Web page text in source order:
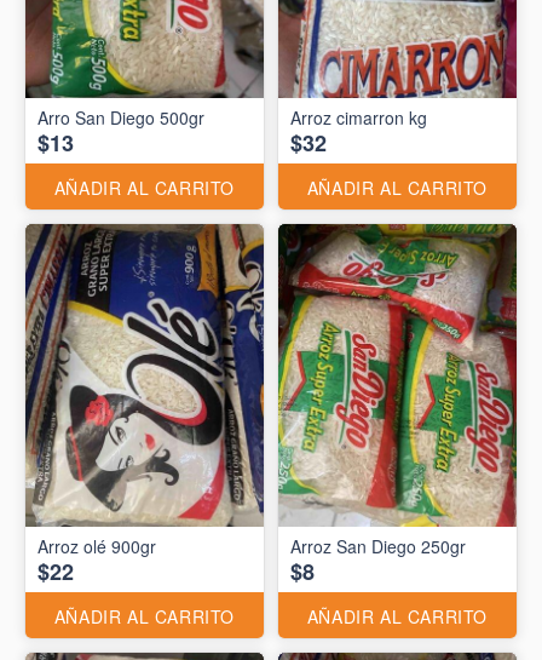
Arro San Diego 500gr
$13
AÑADIR AL CARRITO
Arroz cimarron kg
$32
AÑADIR AL CARRITO
Arroz olé 900gr
$22
AÑADIR AL CARRITO
Arroz San Diego 250gr
$8
AÑADIR AL CARRITO